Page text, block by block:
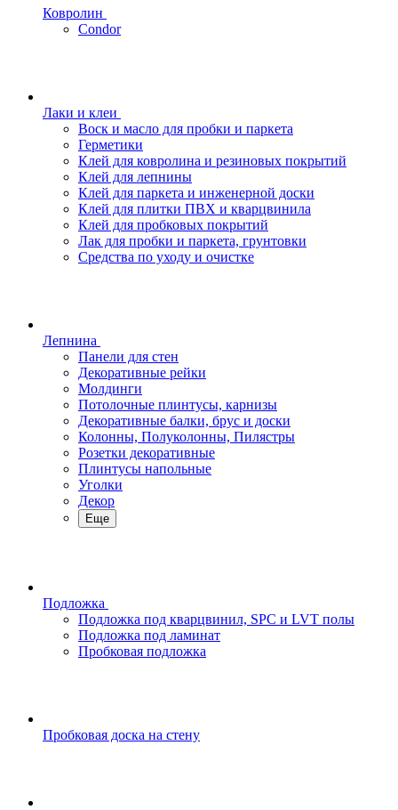
Ковролин
Condor
Лаки и клеи
Воск и масло для пробки и паркета
Герметики
Клей для ковролина и резиновых покрытий
Клей для лепнины
Клей для паркета и инженерной доски
Клей для плитки ПВХ и кварцвинила
Клей для пробковых покрытий
Лак для пробки и паркета, грунтовки
Средства по уходу и очистке
Лепнина
Панели для стен
Декоративные рейки
Молдинги
Потолочные плинтусы, карнизы
Декоративные балки, брус и доски
Колонны, Полуколонны, Пилястры
Розетки декоративные
Плинтусы напольные
Уголки
Декор
Еще
Подложка
Подложка под кварцвинил, SPC и LVT полы
Подложка под ламинат
Пробковая подложка
Пробковая доска на стену